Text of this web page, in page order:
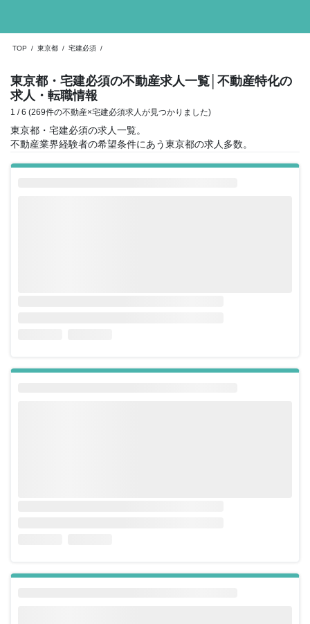
TOP / 東京都 / 宅建必須 /
東京都・宅建必須の不動産求人一覧 │不動産特化の
求人・転職情報
1 / 6 (269件の不動産×宅建必須求人が見つかりました)
東京都・宅建必須の求人一覧。
不動産業界経験者の希望条件にあう東京都の求人多数。